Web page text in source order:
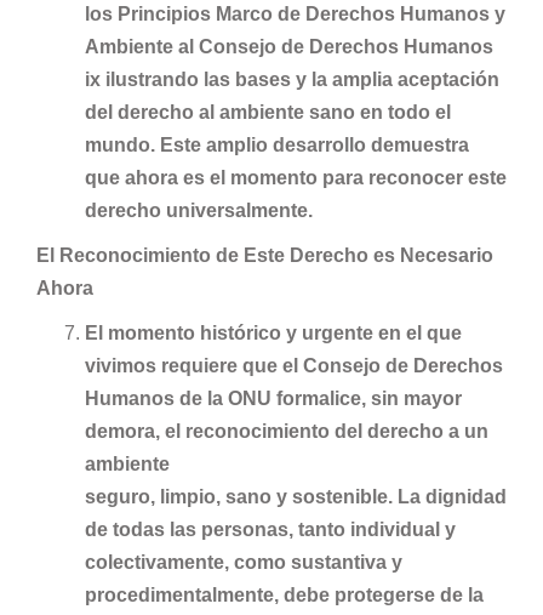
los Principios Marco de Derechos Humanos y
Ambiente al Consejo de Derechos Humanos
ix ilustrando las bases y la amplia aceptación
del derecho al ambiente sano en todo el
mundo. Este amplio desarrollo demuestra
que ahora es el momento para reconocer este
derecho universalmente.
El Reconocimiento de Este Derecho es Necesario
Ahora
El momento histórico y urgente en el que
vivimos requiere que el Consejo de Derechos
Humanos de la ONU formalice, sin mayor
demora, el reconocimiento del derecho a un
ambiente
seguro, limpio, sano y sostenible. La dignidad
de todas las personas, tanto individual y
colectivamente, como sustantiva y
procedimentalmente, debe protegerse de la